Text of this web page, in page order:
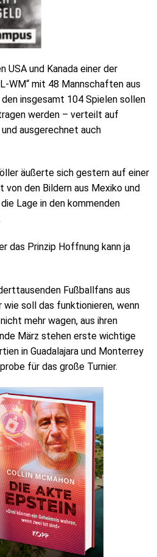
USA und Kanada einer der
WM“ mit 48 Mannschaften aus
insgesamt 104 Spielen sollen
werden – verteilt auf
ausgerechnet auch
äußerte sich gestern auf einer
von den Bildern aus Mexiko und
Lage in den kommenden
das Prinzip Hoffnung kann ja
Fußballfans aus
wie soll das funktionieren, wenn
mehr wagen, aus ihren
März stehen erste wichtige
in Guadalajara und Monterrey
für das große Turnier.